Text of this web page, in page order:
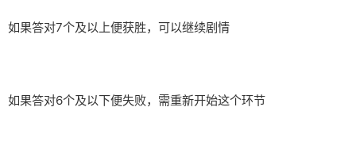
如果答对7个及以上便获胜，可以继续剧情
如果答对6个及以下便失败，需重新开始这个环节